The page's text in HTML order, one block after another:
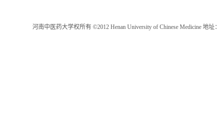
河南中医药大学权所有 ©2012 Henan University of Chinese Medicine 地